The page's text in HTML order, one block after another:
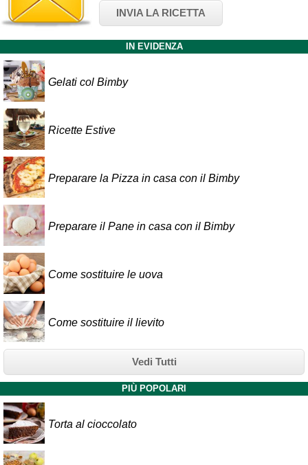
INVIA LA RICETTA
IN EVIDENZA
Gelati col Bimby
Ricette Estive
Preparare la Pizza in casa con il Bimby
Preparare il Pane in casa con il Bimby
Come sostituire le uova
Come sostituire il lievito
Vedi Tutti
PIÙ POPOLARI
Torta al cioccolato